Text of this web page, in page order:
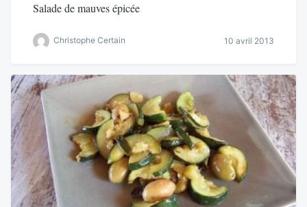
Salade de mauves épicée
Christophe Certain 10 avril 2013